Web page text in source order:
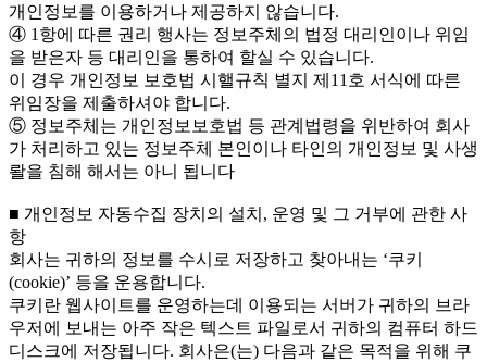
개인정보를 이용하거나 제공하지 않습니다.
④ 1항에 따른 권리 행사는 정보주체의 법정 대리인이나 위임
을 받은자 등 대리인을 통하여 할실 수 있습니다.
이 경우 개인정보 보호법 시핼규칙 별지 제11호 서식에 따른
위임장을 제출하셔야 합니다.
⑤ 정보주체는 개인정보보호법 등 관계법령을 위반하여 회사
가 처리하고 있는 정보주체 본인이나 타인의 개인정보 및 사생
뢀을 침해 해서는 아니 됩니다
■ 개인정보 자동수집 장치의 설치, 운영 및 그 거부에 관한 사
항
회사는 귀하의 정보를 수시로 저장하고 찾아내는 ‘쿠키
(cookie)’ 등을 운용합니다.
쿠키란 웹사이트를 운영하는데 이용되는 서버가 귀하의 브라
우저에 보내는 아주 작은 텍스트 파일로서 귀하의 컴퓨터 하드
디스크에 저장됩니다. 회사은(는) 다음과 같은 목적을 위해 쿠